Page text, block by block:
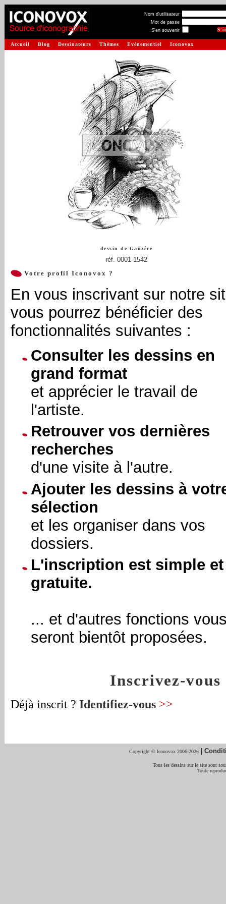
Nom d'utilisateur
Mot de passe
S'en souvenir
Accueil Blog Dessinateurs Thèmes Evénementiel Iconovox
dessin de Gaüzère
réf. 0001-1542
Votre profil Iconovox ?
En vous inscrivant sur notre
vous pourrez bénéficier des
fonctionnalités suivantes :
Consulter les dessins en
grand format
et apprécier le travail de
l'artiste.
Retrouver vos dernières
recherches
d'une visite à l'autre.
Ajouter les dessins à
sélection
et les organiser dans vos
dossiers.
L'inscription est simple et
gratuite.
... et d'autres fonctions
seront bientôt proposées.
Inscrivez-vous
Déjà inscrit ? Identifiez-vous >>
Copyright © Iconovox 2006-2026 |
Tous les dessins sur le site sont
Toute